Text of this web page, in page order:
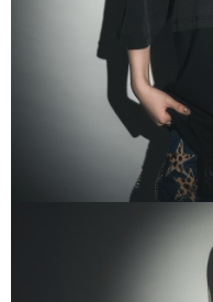
時審查核予不同之上限額度；
請求用戶進行身份認證。
５．嚴禁一人註冊多個帳號或
恩沛科技股份有限公司將有權